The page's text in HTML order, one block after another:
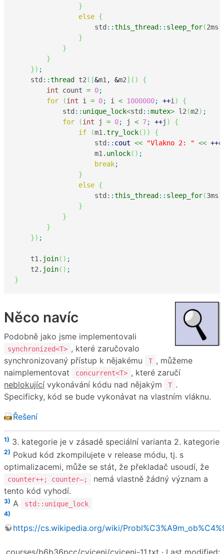
}
else {
                    std
::this_thread :: sleep_for(2ms)
}
}
}
}) ;
    std
::thread t2 ( [&m1, &m2] ( )
{
int count = 0;
for
(int i = 0; i < 1000000; ++i )
{
            std
:: unique_lock<std ::mutex> l2 (m2) ;
for
(int j = 0; j < 7; ++j )
{
if
(m1.try_lock( ) )
{
                    std
:: cout << "Vlakno 2: " << ++
                    m1.
unlock( ) ;
break;
}
else {
                    std
::this_thread :: sleep_for(3ms)
}
}
}
}) ;
    t1.
join( ) ;
    t2.
join( ) ;
}
Něco navíc
Podobně jako jsme implementovali
synchronized<T> , které zaručovalo
synchronizovaný přístup k nějakému
T , můžeme
naimplementovat
concurrent<T> , které zaručí
neblokující vykonávání kódu nad nějakým T .
Specificky, kód se bude vykonávat na vlastním vláknu.
Řešení
1) 3. kategorie je v zásadě speciální varianta 2. kategorie
2) Pokud kód zkompilujete v release módu, tj. s
optimalizacemi, může se stát, že překladač usoudí, že
counter++; counter–;
nemá vlastně žádný význam a
tento kód vyhodí.
3) A std::unique_lock
4)
https://cs.wikipedia.org/wiki/